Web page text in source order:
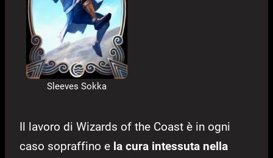
Sleeves Sokka
Il lavoro di Wizards of the Coast è in ogni
caso sopraffino e la cura intessuta nella